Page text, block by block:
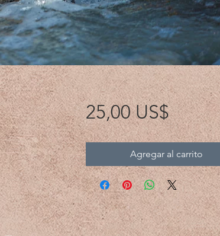
25,00 US$Precio
Agregar al carrito